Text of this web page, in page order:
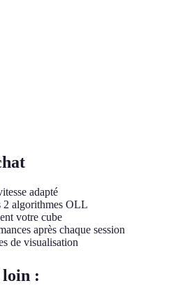
adapté
2 algorithmes OLL
votre cube
après chaque session
de visualisation
: